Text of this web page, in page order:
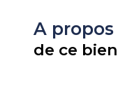
A propos
de ce bien